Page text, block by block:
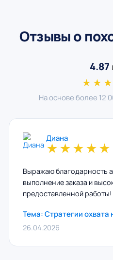
Отзывы о
4.87
На основе более 12
Диана
★★★★★
Выражаю благодарность
выполнение заказа и
предоставленной работы!
Тема: Стратегии охвата
26.04.2026